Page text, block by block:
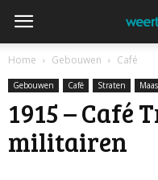
Home Gebouwen Café
Gebouwen Café Straten
1915 – Café
militairen